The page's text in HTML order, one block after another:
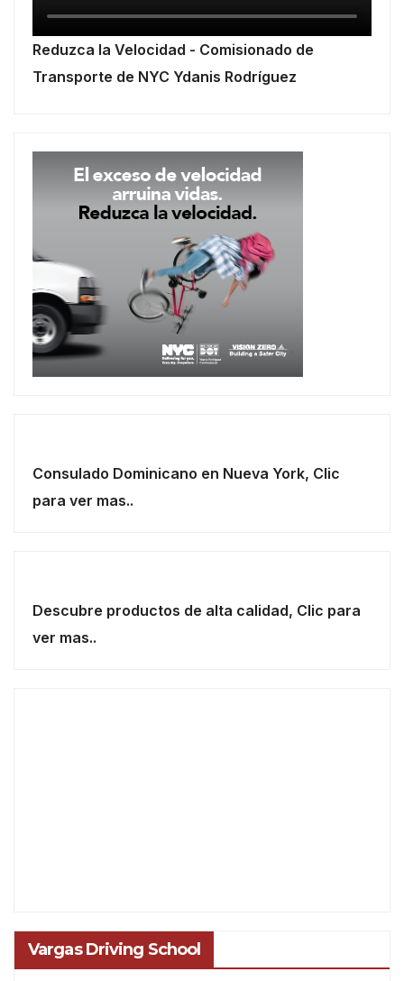
Reduzca la Velocidad - Comisionado de
Transporte de NYC Ydanis Rodríguez
Consulado Dominicano en Nueva York, Clic
para ver mas..
Descubre productos de alta calidad, Clic para
ver mas..
Vargas Driving School